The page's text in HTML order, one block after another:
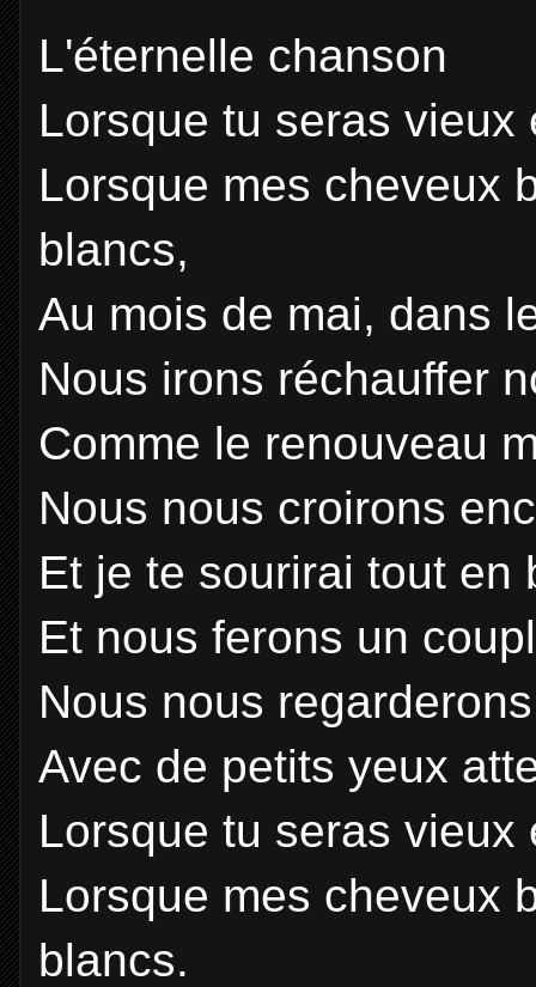
L'éternelle chanson
Lorsque tu seras
Lorsque mes cheveux
blancs,
Au mois de mai, dans
Nous irons réchauffer
Comme le renouveau
Nous nous croirons
Et je te sourirai tout en
Et nous ferons un
Nous nous
Avec de petits yeux
Lorsque tu seras
Lorsque mes cheveux
blancs.